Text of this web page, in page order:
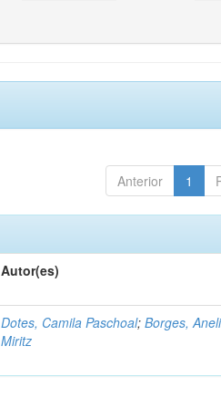
Anterior 1
Autor(es)
Dotes, Camila Paschoal;Borges,
Miritz